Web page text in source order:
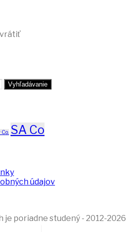
vrátiť
Vyhľadávanie
SA Co
údajov
je poriadne studený - 2012-2026